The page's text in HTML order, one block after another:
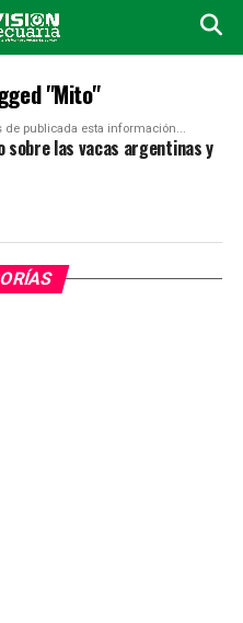
"Mito"
de publicada esta información...
sobre las vacas argentinas y